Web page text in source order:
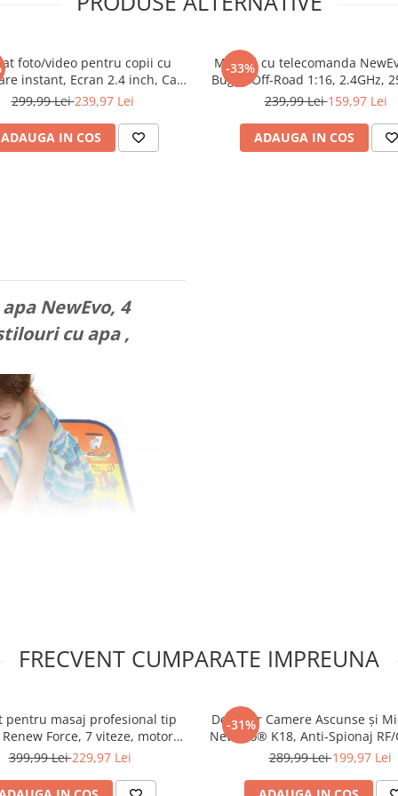
foto/video pentru copii cu
instant, Ecran 2.4 inch, Card
GB, Incarcare USB, 5 Carioci
Foto cu Printare Instant
pentru Copii,
299,99 Lei239,97 Lei
ADAUGA IN COS
-33%
Mașină cu telecomanda
Buggy Off-Road 1:16, 2.4GHz,
rază 40 m, LED, suspensie
239,99 Lei159,97 Lei
ADAUGA IN COS
NewEvo, 4
cu apa ,
FRECVENT CUMPARATE IMPREUNA
pentru masaj profesional tip
Force, 7 viteze, motor
2800 r/min, sistem racire,
dupa 10 minute, 10 capete,
399,99 Lei229,97 Lei
-31%
Detector Camere Ascunse și
NewEvo® K18, Anti-Spionaj RF/
Scanare Laser, Portabil,
289,99 Lei199,97 Lei